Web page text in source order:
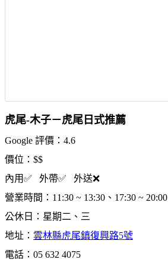
虎尾-木子－虎尾日式推薦
Google 評價：4.6
價位：$$
內用✅ 外帶✅ 外送❌
營業時間：11:30 ~ 13:30、17:30 ~ 20:00
公休日：星期二、三
地址： 雲林縣虎尾鎮復興路5號
電話：05 632 4075